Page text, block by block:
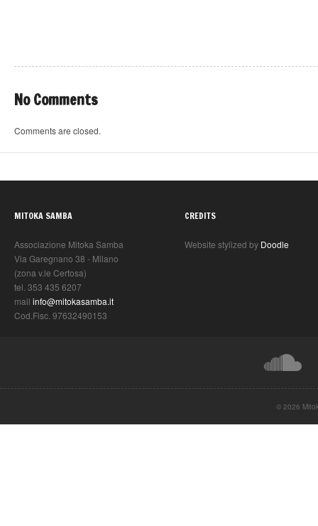
No Comments
Comments are closed.
MITOKA SAMBA
Associazione Mitoka Samba
Via Garegnano 38 - Milano
(zona v.le Certosa)
tel. 353 435 6207
mail info@mitokasamba.it
Cod.Fisc. 97632490153
CREDITS
Website stylized by Doodle
© 2026